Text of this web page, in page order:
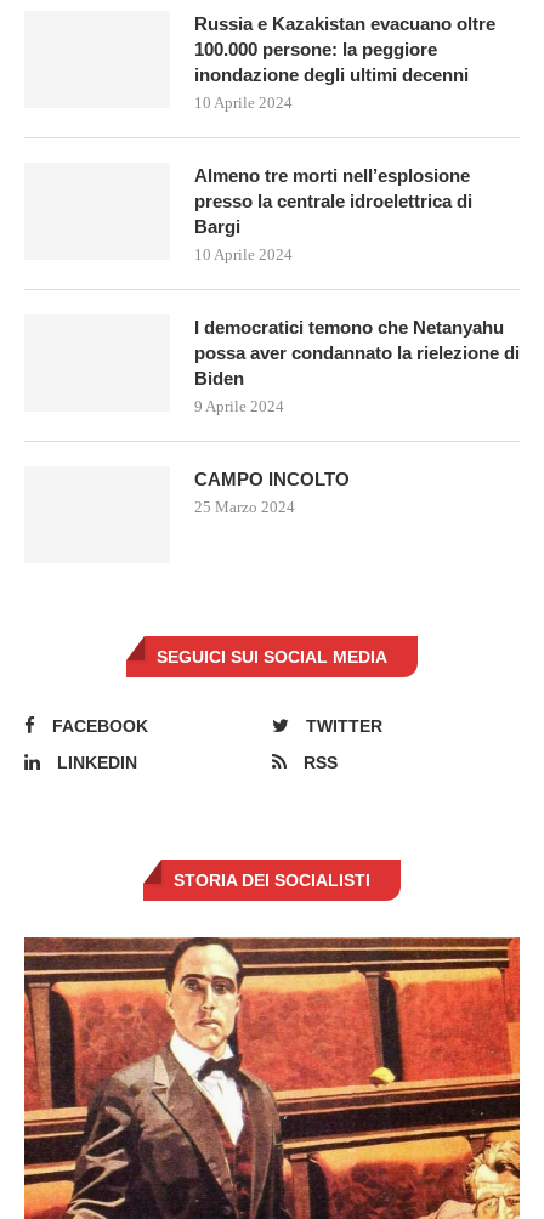
Russia e Kazakistan evacuano oltre
100.000 persone: la peggiore
inondazione degli ultimi decenni
10 Aprile 2024
Almeno tre morti nell’esplosione
presso la centrale idroelettrica di
Bargi
10 Aprile 2024
I democratici temono che Netanyahu
possa aver condannato la rielezione di
Biden
9 Aprile 2024
CAMPO INCOLTO
25 Marzo 2024
SEGUICI SUI SOCIAL MEDIA
FACEBOOK
TWITTER
LINKEDIN
RSS
STORIA DEI SOCIALISTI